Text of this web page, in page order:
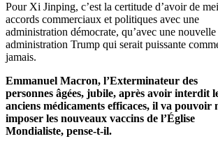
Pour Xi Jinping, c’est la certitude d’avoir de
accords commerciaux et politiques avec une
administration démocrate, qu’avec une nouvelle
administration Trump qui serait puissante
jamais.
Emmanuel Macron, l’Exterminateur des
personnes âgées, jubile, après avoir interdit
anciens médicaments efficaces, il va pouvoir
imposer les nouveaux vaccins de l’Église
Mondialiste, pense-t-il.